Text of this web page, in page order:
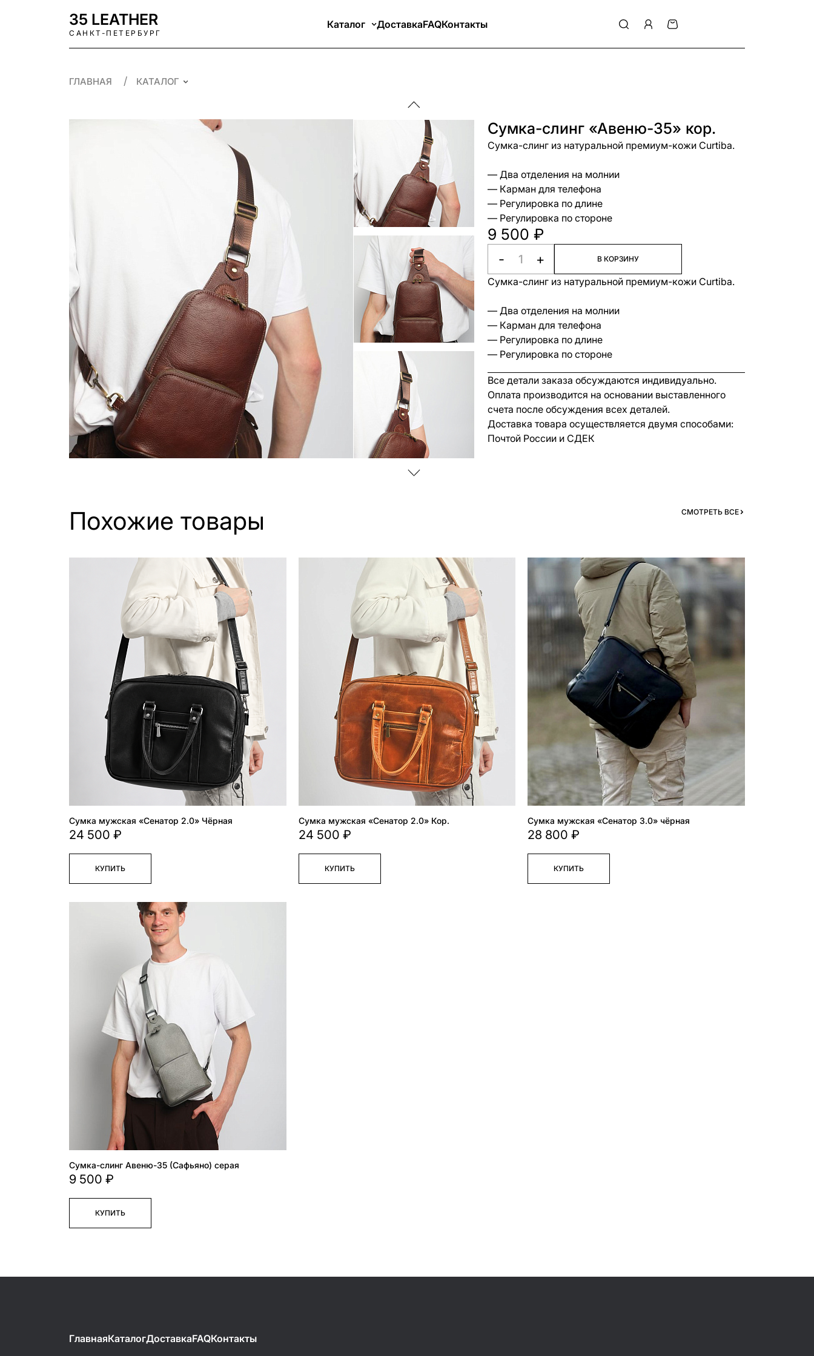
35 LEATHER
САНКТ-ПЕТЕРБУРГ
Каталог ДоставкаFAQКонтакты
ГЛАВНАЯ КАТАЛОГ
Сумка-слинг «Авеню-35» кор.
Сумка-слинг из натуральной премиум-кожи Curtiba.
— Два отделения на молнии
— Карман для телефона
— Регулировка по длине
— Регулировка по стороне
9 500 ₽
- + В КОРЗИНУ
Сумка-слинг из натуральной премиум-кожи Curtiba.
— Два отделения на молнии
— Карман для телефона
— Регулировка по длине
— Регулировка по стороне
Все детали заказа обсуждаются индивидуально.
Оплата производится на основании выставленного
счета после обсуждения всех деталей.
Доставка товара осуществляется двумя способами:
Почтой России и СДЕК
Похожие товары СМОТРЕТЬ ВСЕ
Сумка мужская «Сенатор 2.0» Чёрная
24 500 ₽
КУПИТЬ
Сумка мужская «Сенатор 2.0» Кор.
24 500 ₽
КУПИТЬ
Сумка мужская «Сенатор 3.0» чёрная
28 800 ₽
КУПИТЬ
Сумка-слинг Авеню-35 (Сафьяно) серая
9 500 ₽
КУПИТЬ
ГлавнаяКаталогДоставкаFAQКонтакты